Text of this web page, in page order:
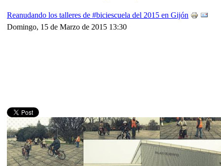
Reanudando los talleres de #biciescuela del 2015 en Gijón
Domingo, 15 de Marzo de 2015 13:30